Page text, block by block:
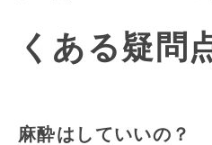
くある疑問
麻酔はしていいの？